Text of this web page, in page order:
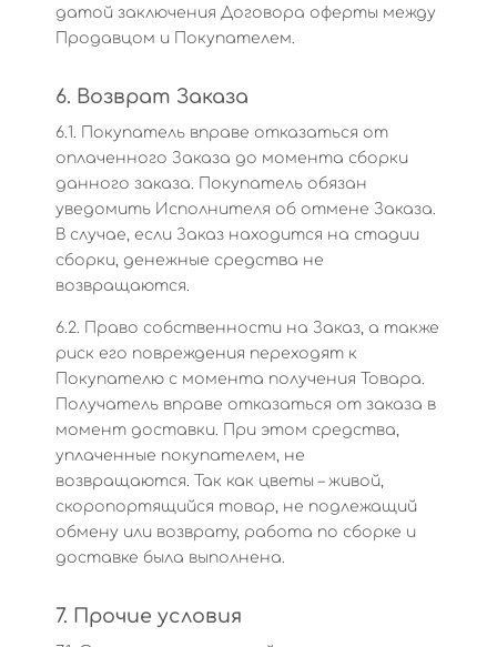
датой заключения Договора оферты между
Продавцом и Покупателем.
6. Возврат Заказа
6.1. Покупатель вправе отказаться от
оплаченного Заказа до момента сборки
данного заказа. Покупатель обязан
уведомить Исполнителя об отмене Заказа.
В случае, если Заказ находится на стадии
сборки, денежные средства не
возвращаются.
6.2. Право собственности на Заказ, а также
риск его повреждения переходят к
Покупателю с момента получения Товара.
Получатель вправе отказаться от заказа в
момент доставки. При этом средства,
уплаченные покупателем, не
возвращаются. Так как цветы – живой,
скоропортящийся товар, не подлежащий
обмену или возврату, работа по сборке и
доставке была выполнена.
7. Прочие условия